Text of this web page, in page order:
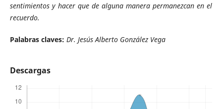
sentimientos y hacer que de alguna manera permanezcan en el
recuerdo.
Palabras claves: Dr. Jesús Alberto González Vega
Descargas